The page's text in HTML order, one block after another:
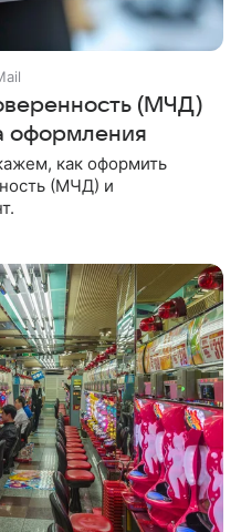
(МЧД)
оформления
как оформить
(МЧД) и